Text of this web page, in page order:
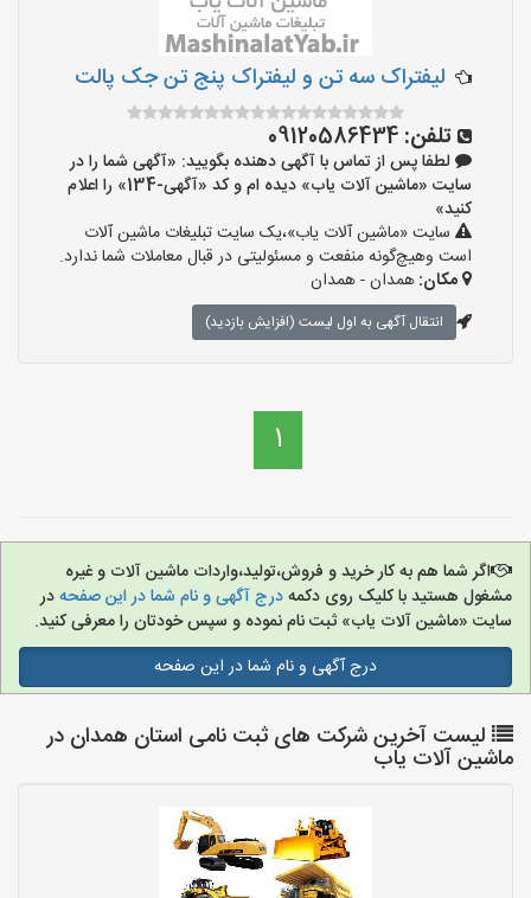
لیفتراک سه تن و لیفتراک پنج تن جک پالت
تلفن: 09120586434
لطفا پس از تماس با آگهی دهنده بگویید: «آگهی شما را در
سایت «ماشین آلات یاب» دیده ام و کد «آگهی-134» را اعلام
کنید»
سایت «ماشین آلات یاب»،یک سایت تبلیغات ماشین آلات
است وهیچ‌گونه منفعت و مسئولیتی در قبال معاملات شما ندارد.
مکان:همدان - همدان
انتقال آگهی به اول لیست (افزایش بازدید)
1
اگر شما هم به کار خرید و فروش،تولید،واردات ماشین آلات و غیره
مشغول هستید با کلیک روی دکمهدرج آگهی و نام شما در این صفحهدر
سایت «ماشین آلات یاب» ثبت نام نموده و سپس خودتان را معرفی کنید.
درج آگهی و نام شما در این صفحه
لیست آخرین شرکت های ثبت نامی استان همدان در
ماشین آلات یاب